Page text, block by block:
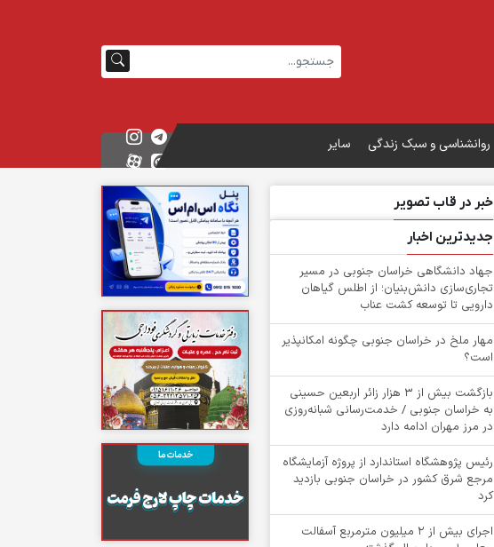
روانشناسی و سبک زندگی سایر
خبر در قاب تصویر
جدیدترین اخبار
جهاد دانشگاهی خراسان جنوبی در مسیر
تجاری‌سازی دانش‌بنیان؛ از اطلس گیاهان
دارویی تا توسعه کشت عناب
‌مهار ملخ در خراسان جنوبی چگونه امکانپذیر
است؟
بازگشت بیش از ۳ هزار زائر اربعین حسینی
به خراسان جنوبی / خدمت‌رسانی شبانه‌روزی
در مرز مهران ادامه دارد
رئیس پژوهشگاه استاندارد از پروژه آزمایشگاه
مرجع شرق کشور در خراسان جنوبی بازدید
کرد
اجرای بیش از ۲ میلیون مترمربع آسفالت